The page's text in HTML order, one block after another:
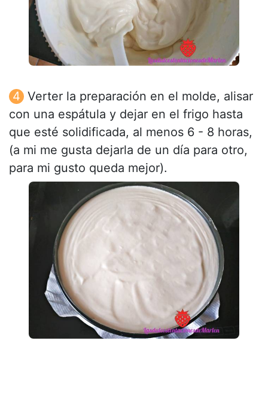
Verter la preparación en el molde, alisar
con una espátula y dejar en el frigo hasta
que esté solidificada, al menos 6 - 8 horas,
(a mi me gusta dejarla de un día para otro,
para mi gusto queda mejor).